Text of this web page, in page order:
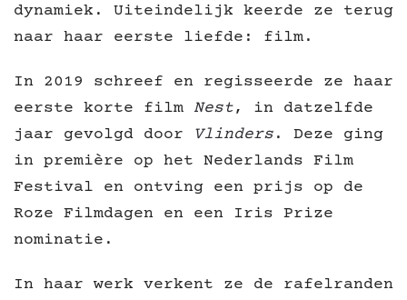
dynamiek. Uiteindelijk keerde ze terug
naar haar eerste liefde: film.
In 2019 schreef en regisseerde ze haar
eerste korte film Nest, in datzelfde
jaar gevolgd door Vlinders . Deze ging
in première op het Nederlands Film
Festival en ontving een prijs op de
Roze Filmdagen en een Iris Prize
nominatie.
In haar werk verkent ze de rafelranden